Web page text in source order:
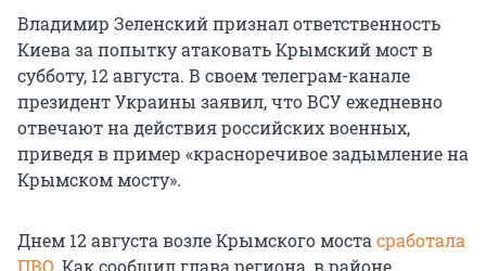
Владимир Зеленский признал ответственность
Киева за попытку атаковать Крымский мост в
субботу, 12 августа. В своем телеграм-канале
президент Украины заявил, что ВСУ ежедневно
отвечают на действия российских военных,
приведя в пример «красноречивое задымление на
Крымском мосту».
Днем 12 августа возле Крымского мостасработала
ПВО. Как сообщил глава региона, в районе